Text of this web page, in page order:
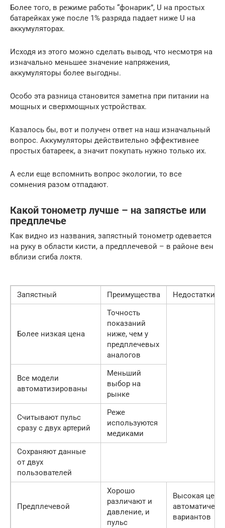
Более того, в режиме работы “фонарик”, U на простых
батарейках уже после 1% разряда падает ниже U на
аккумуляторах.
Исходя из этого можно сделать вывод, что несмотря на
изначально меньшее значение напряжения,
аккумуляторы более выгодны.
Особо эта разница становится заметна при питании на
мощных и сверхмощных устройствах.
Казалось бы, вот и получен ответ на наш изначальный
вопрос. Аккумуляторы действительно эффективнее
простых батареек, а значит покупать нужно только их.
А если еще вспомнить вопрос экологии, то все
сомнения разом отпадают.
Какой тонометр лучше – на запястье или
предплечье
Как видно из названия, запястный тонометр одевается
на руку в области кисти, а предплечевой – в районе вен
вблизи сгиба локтя.
Запястный Преимущества Недостатки
Более низкая цена
Точность
показаний
ниже, чем у
предплечевых
аналогов
Все модели
автоматизированы
Меньший
выбор на
рынке
Считывают пульс
сразу с двух артерий
Реже
используются
медиками
Сохраняют данные
от двух
пользователей
Предплечевой
Хорошо
различают и
давление, и
пульс
Высокая цена
вариантов